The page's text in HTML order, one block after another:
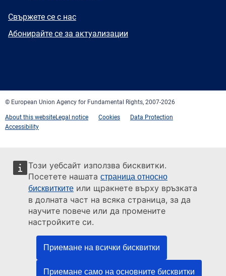
Този уебсайт използва бисквитки.
Посетете нашата страница относно
бисквитките или щракнете върху връзката
в долната част на всяка страница, за да
научите повече или да промените
настройките си.
Приемане на всички бисквитки
Приемане само на основните бисквитки
E-
Свържете се с нас
Newsletter
Абонирайте се за актуализации
© European Union Agency for Fundamental Rights, 2007-2026
About this websiteLegal notice Cookies
Data Protection
Accessibility